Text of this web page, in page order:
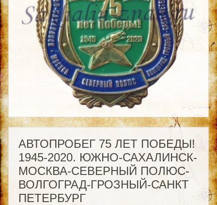
АВТОПРОБЕГ 75 ЛЕТ ПОБЕДЫ!
1945-2020. ЮЖНО-САХАЛИНСК-
МОСКВА-СЕВЕРНЫЙ ПОЛЮС-
ВОЛГОГРАД-ГРОЗНЫЙ-САНКТ
ПЕТЕРБУРГ